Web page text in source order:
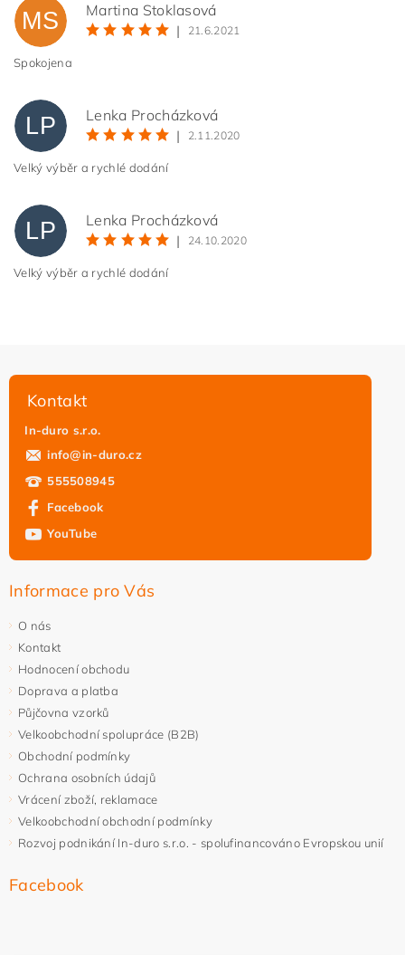
MS
Martina Stoklasová
|
21.6.2021
Spokojena
LP
Lenka Procházková
|
2.11.2020
Velký výběr a rychlé dodání
LP
Lenka Procházková
|
24.10.2020
Velký výběr a rychlé dodání
Kontakt
In-duro s.r.o.
info@in-duro.cz
555508945
Facebook
YouTube
Informace pro Vás
O nás
Kontakt
Hodnocení obchodu
Doprava a platba
Půjčovna vzorků
Velkoobchodní spolupráce (B2B)
Obchodní podmínky
Ochrana osobních údajů
Vrácení zboží, reklamace
Velkoobchodní obchodní podmínky
Rozvoj podnikání In-duro s.r.o. - spolufinancováno Evropskou unií
Facebook